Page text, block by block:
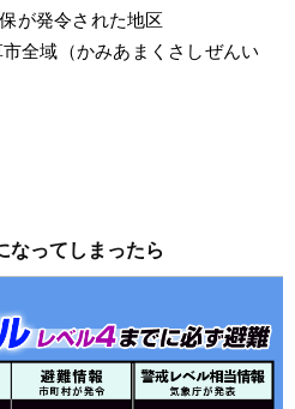
が発令された地区
全域（かみあまくさしぜんい
なってしまったら